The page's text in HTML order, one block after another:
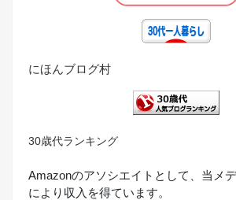
にほんブログ村
30歳代ランキング
Amazonのアソシエイトとして、当メ
により収入を得ています。